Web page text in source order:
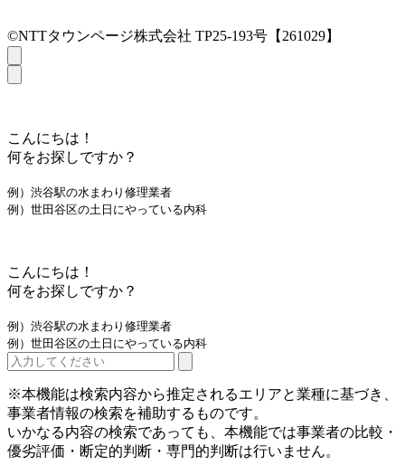
©NTTタウンページ株式会社 TP25-193号【261029】
こんにちは！
何をお探しですか？
例）渋谷駅の水まわり修理業者
例）世田谷区の土日にやっている内科
こんにちは！
何をお探しですか？
例）渋谷駅の水まわり修理業者
例）世田谷区の土日にやっている内科
※本機能は検索内容から推定されるエリアと業種に基づき、
事業者情報の検索を補助するものです。
いかなる内容の検索であっても、本機能では事業者の比較・
優劣評価・断定的判断・専門的判断は行いません。